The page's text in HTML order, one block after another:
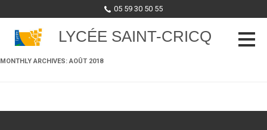
05 59 30 50 55
LYCÉE SAINT-CRICQ
MONTHLY ARCHIVES:AOÛT 2018